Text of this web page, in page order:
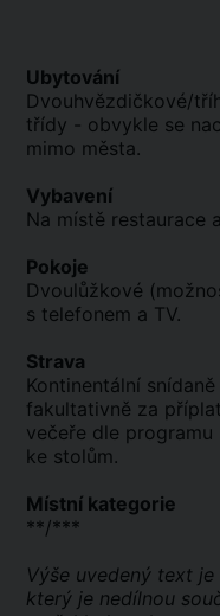
Ubytování
Dvouhvězdičkové/
třídy - obvykle se
mimo města.
Vybavení
Na místě restaurace
Pokoje
Dvoulůžkové
s telefonem a TV.
Strava
Kontinentální
fakultativně za
večeře dle
ke stolům.
Místní kategorie
**/***
Výše uvedený text
který je nedílnou